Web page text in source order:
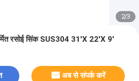
2/3
रसोई सिंक SUS304 31'X 22'X 9'
अब से संपर्क करें